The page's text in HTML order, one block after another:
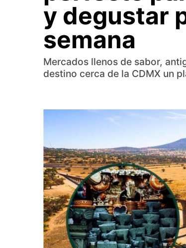
y degustar
semana
Mercados llenos de sabor,
destino cerca de la CDMX un